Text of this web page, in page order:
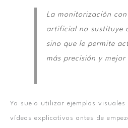
La monitorización
artificial no sustituye
sino que le permite
más precisión y
Yo suelo utilizar ejemplos visuales
vídeos explicativos antes de